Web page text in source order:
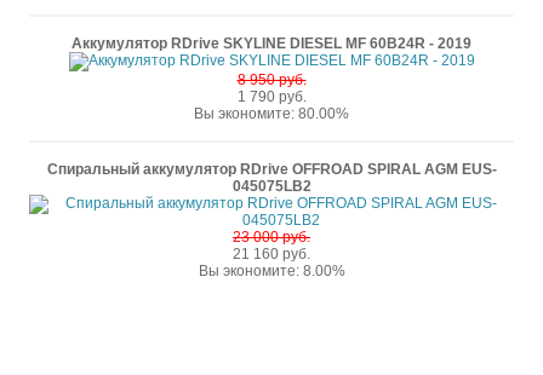
Аккумулятор RDrive SKYLINE DIESEL MF 60B24R - 2019
8 950 руб.
1 790 руб.
Вы экономите: 80.00%
Спиральный аккумулятор RDrive OFFROAD SPIRAL AGM EUS-
045075LB2
23 000 руб.
21 160 руб.
Вы экономите: 8.00%